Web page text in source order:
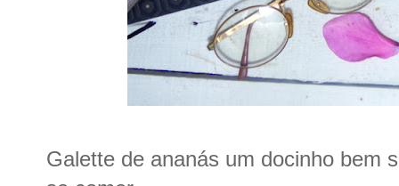
Galette de ananás um docinho bem